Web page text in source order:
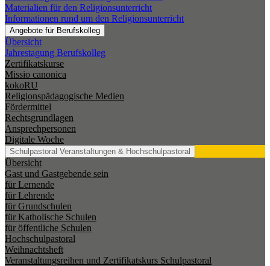
Materialien für den Religionsunterricht
Informationen rund um den Religionsunterricht
Angebote für Berufskolleg
Übersicht
Jahrestagung Berufskolleg
Zertifikatskurse
Missio canonica
kokoRU
Religionspädagogische Medien
Fördermittel
Rechtsgrundlagen
Ansprechpersonen
Digitale Woche
Schulpastoral Veranstaltungen & Hochschulpastoral
Übersicht
Gast und Gastgebende sein
für Lernende
für Lehrende
für Grundschulen
für Katholische Schulen
für öffentliche Schulen
Hochschulpastoral
Weihnachtsheft
Veranstaltungsreihen und Zertifikatskurs Schulpastoral